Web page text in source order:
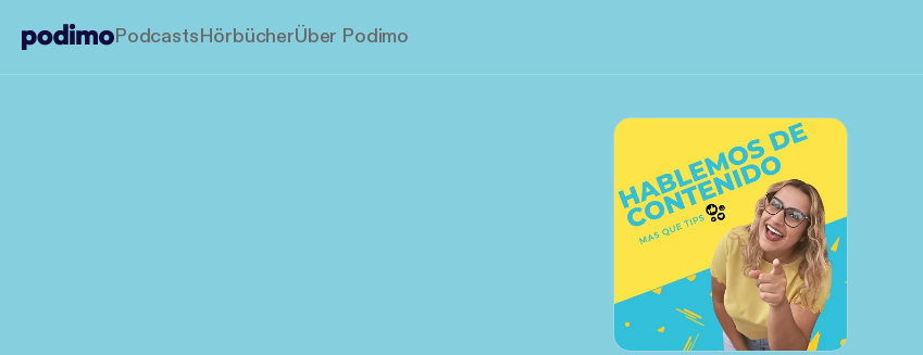
PodcastsHörbücherÜber Podimo